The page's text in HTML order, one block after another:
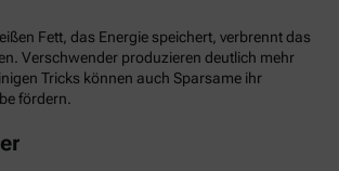
Fett, das Energie speichert, verbrennt das
Verschwender produzieren deutlich mehr
Tricks können auch Sparsame ihr
fördern.